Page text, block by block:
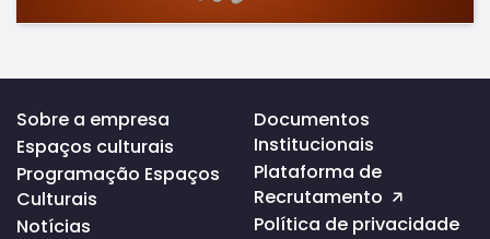
Voltar
ao
topo
da
página
Sobre a empresa
Espaços culturais
Programação Espaços
Culturais
Notícias
Documentos
Institucionais
Plataforma de
Recrutamento
Política de privacidade